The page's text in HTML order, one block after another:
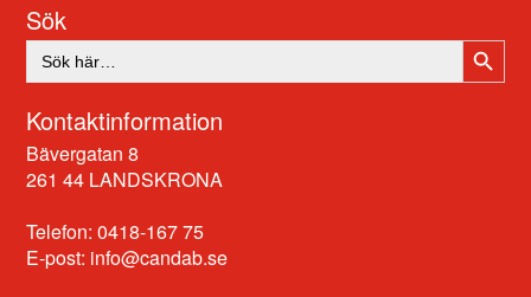
Sök
Sök
efter:
Kontaktinformation
Bävergatan 8
261 44 LANDSKRONA
Telefon: 0418-167 75
E-post: info@candab.se